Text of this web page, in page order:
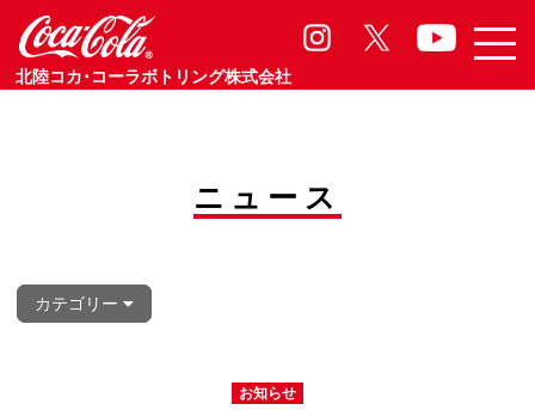
北陸コカ･コーラボトリング株式会社
お知らせ Information
ニュース
カテゴリー
お知らせ